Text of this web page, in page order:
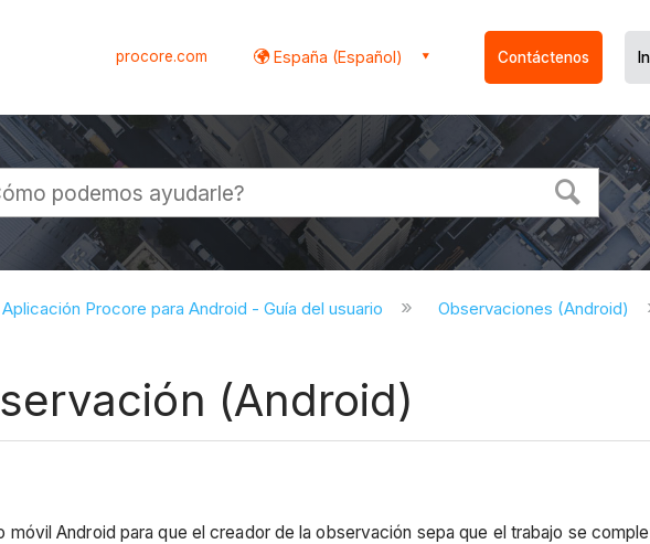
procore.com España (Español) Contáctenos
Aplicación Procore para Android - Guía del usuario Observaciones (Android)
(Android)
Android para que el creador de la observación sepa que el trabajo se